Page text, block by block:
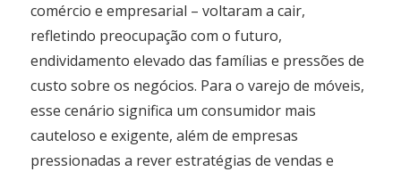
comércio e empresarial – voltaram a cair,
refletindo preocupação com o futuro,
endividamento elevado das famílias e pressões de
custo sobre os negócios. Para o varejo de móveis,
esse cenário significa um consumidor mais
cauteloso e exigente, além de empresas
pressionadas a rever estratégias de vendas e